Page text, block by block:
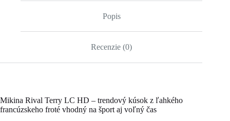
Popis
Recenzie (0)
Mikina Rival Terry LC HD – trendový kúsok z ľahkého
francúzskeho froté vhodný na šport aj voľný čas